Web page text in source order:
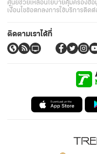
ศูนย์ช่วยเหลือนโยบายคุ้มครองข้
เงื่อนไขข้อตกลงการใช้บริการติดต่
ติดตามเราได้ที่